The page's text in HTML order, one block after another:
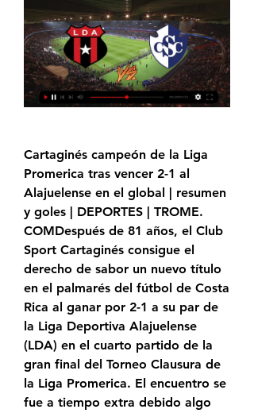
Cartaginés campeón de la Liga
Promerica tras vencer 2-1 al
Alajuelense en el global | resumen
y goles | DEPORTES | TROME.
COMDespués de 81 años, el Club
Sport Cartaginés consigue el
derecho de sabor un nuevo título
en el palmarés del fútbol de Costa
Rica al ganar por 2-1 a su par de
la Liga Deportiva Alajuelense
(LDA) en el cuarto partido de la
gran final del Torneo Clausura de
la Liga Promerica. El encuentro se
fue a tiempo extra debido algo